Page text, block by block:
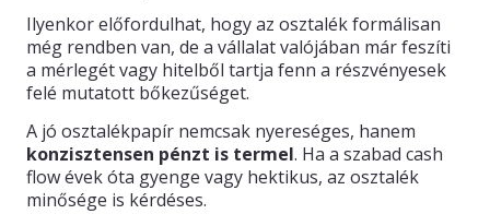
Ilyenkor előfordulhat, hogy az osztalék formálisan
még rendben van, de a vállalat valójában már feszíti
a mérlegét vagy hitelből tartja fenn a részvényesek
felé mutatott bőkezűséget.
A jó osztalékpapír nemcsak nyereséges, hanem
konzisztensen pénzt is termel. Ha a szabad cash
flow évek óta gyenge vagy hektikus, az osztalék
minősége is kérdéses.